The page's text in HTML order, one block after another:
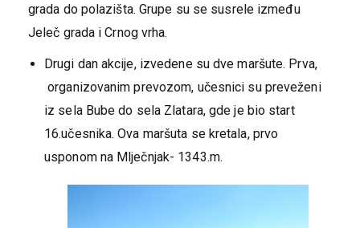
grada do polazišta. Grupe su se susrele između
Jeleč grada i Crnog vrha.
Drugi dan akcije, izvedene su dve maršute. Prva,
organizovanim prevozom, učesnici su preveženi
iz sela Bube do sela Zlatara, gde je bio start
16.učesnika. Ova maršuta se kretala, prvo
usponom na Mlječnjak- 1343.m.